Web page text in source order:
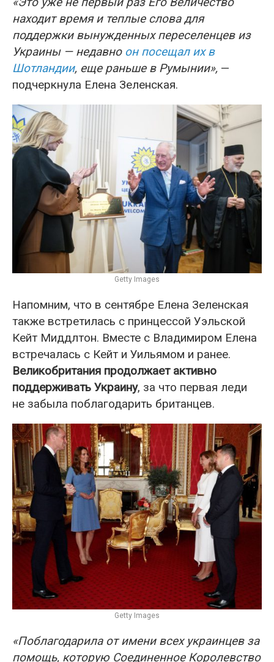
находит время и теплые слова для
поддержки вынужденных переселенцев из
Украины — недавно он посещал их в
Шотландии, еще раньше в Румынии», —
подчеркнула Елена Зеленская.
Getty Images
Напомним, что в сентябре Елена Зеленская
также встретилась с принцессой Уэльской
Кейт Миддлтон. Вместе с Владимиром Елена
встречалась с Кейт и Уильямом и ранее.
Великобритания продолжает активно
поддерживать Украину, за что первая леди
не забыла поблагодарить британцев.
Getty Images
«Поблагодарила от имени всех украинцев за
помощь, которую Соединенное Королевство